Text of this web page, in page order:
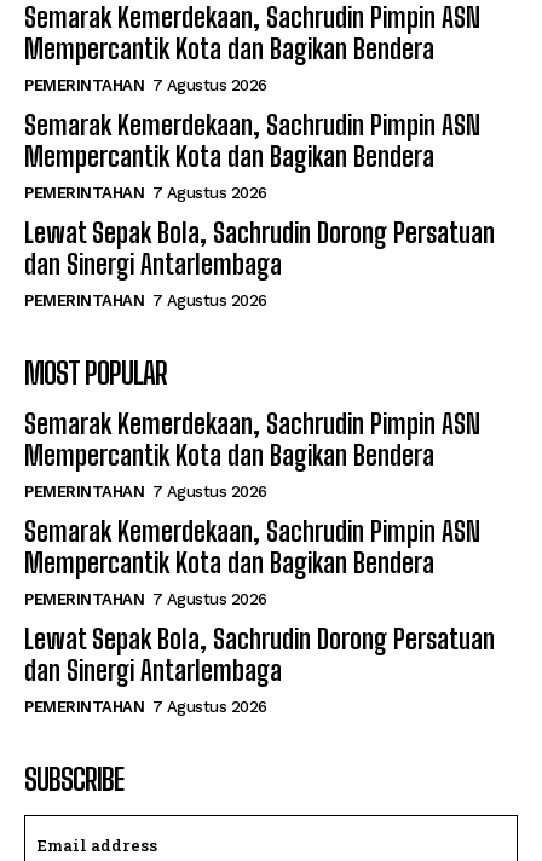
Semarak Kemerdekaan, Sachrudin Pimpin ASN
Mempercantik Kota dan Bagikan Bendera
PEMERINTAHAN 7 Agustus 2026
Semarak Kemerdekaan, Sachrudin Pimpin ASN
Mempercantik Kota dan Bagikan Bendera
PEMERINTAHAN 7 Agustus 2026
Lewat Sepak Bola, Sachrudin Dorong Persatuan
dan Sinergi Antarlembaga
PEMERINTAHAN 7 Agustus 2026
MOST POPULAR
Semarak Kemerdekaan, Sachrudin Pimpin ASN
Mempercantik Kota dan Bagikan Bendera
PEMERINTAHAN 7 Agustus 2026
Semarak Kemerdekaan, Sachrudin Pimpin ASN
Mempercantik Kota dan Bagikan Bendera
PEMERINTAHAN 7 Agustus 2026
Lewat Sepak Bola, Sachrudin Dorong Persatuan
dan Sinergi Antarlembaga
PEMERINTAHAN 7 Agustus 2026
SUBSCRIBE